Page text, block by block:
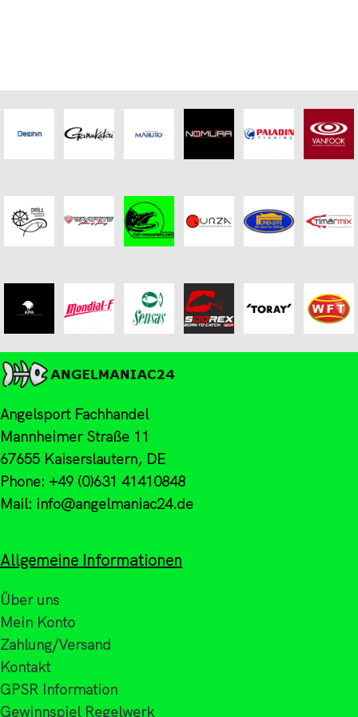
Angelsport Fachhandel
Mannheimer Straße 11
67655 Kaiserslautern, DE
Phone: +49 (0)631 41410848
Mail: info@angelmaniac24.de
Allgemeine Informationen
Über uns
Mein Konto
Zahlung/Versand
Kontakt
GPSR Information
Gewinnspiel Regelwerk